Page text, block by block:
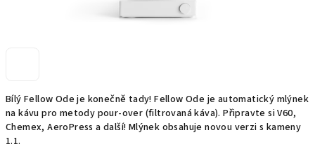
Bílý Fellow Ode je konečně tady! Fellow Ode je automatický mlýnek
na kávu pro metody pour-over (filtrovaná káva). Připravte si V60,
Chemex, AeroPress a další! Mlýnek obsahuje novou verzi s kameny
1.1.